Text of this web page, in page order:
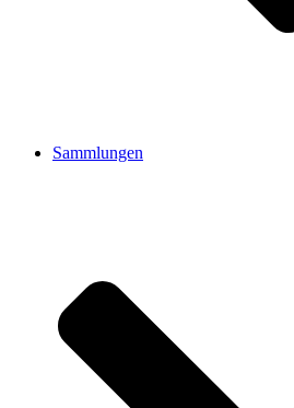
Sammlungen